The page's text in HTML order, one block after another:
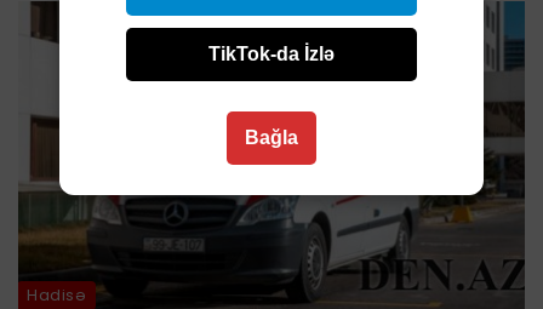
Hadisə
TikTok-da İzlə
Bağla